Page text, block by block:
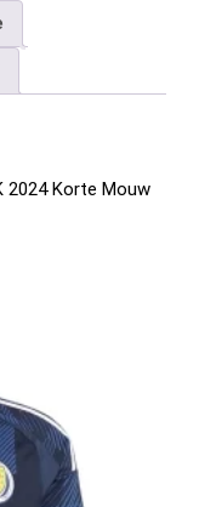
e
n
2024 Korte Mouw